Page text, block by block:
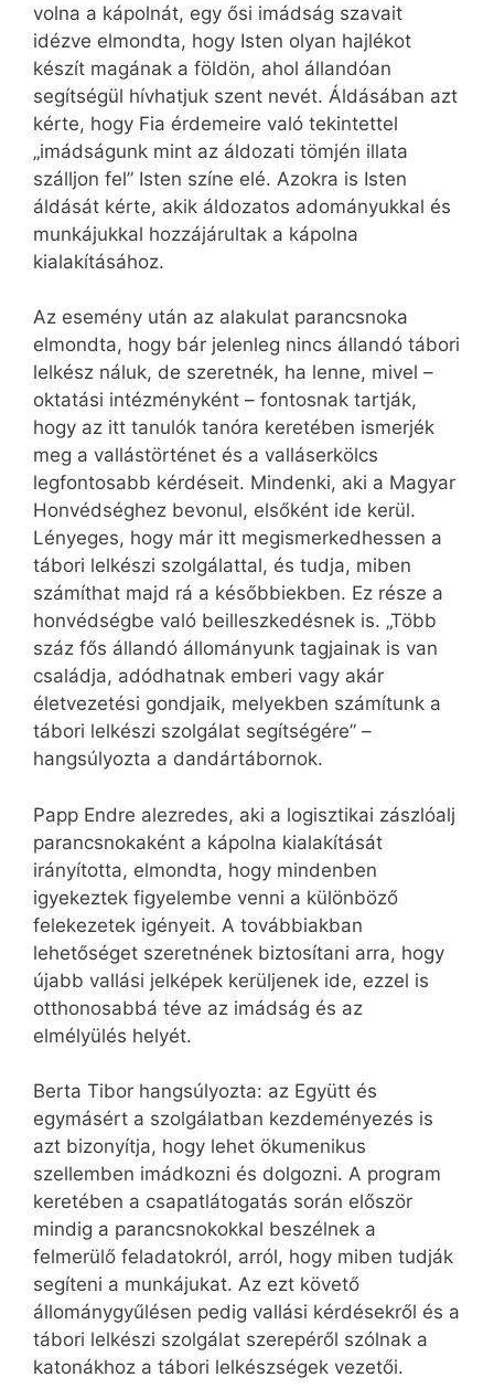
volna a kápolnát, egy ősi imádság szavait
idézve elmondta, hogy Isten olyan hajlékot
készít magának a földön, ahol állandóan
segítségül hívhatjuk szent nevét. Áldásában azt
kérte, hogy Fia érdemeire való tekintettel
„imádságunk mint az áldozati tömjén illata
szálljon fel” Isten színe elé. Azokra is Isten
áldását kérte, akik áldozatos adományukkal és
munkájukkal hozzájárultak a kápolna
kialakításához.
Az esemény után az alakulat parancsnoka
elmondta, hogy bár jelenleg nincs állandó tábori
lelkész náluk, de szeretnék, ha lenne, mivel –
oktatási intézményként – fontosnak tartják,
hogy az itt tanulók tanóra keretében ismerjék
meg a vallástörténet és a valláserkölcs
legfontosabb kérdéseit. Mindenki, aki a Magyar
Honvédséghez bevonul, elsőként ide kerül.
Lényeges, hogy már itt megismerkedhessen a
tábori lelkészi szolgálattal, és tudja, miben
számíthat majd rá a későbbiekben. Ez része a
honvédségbe való beilleszkedésnek is. „Több
száz fős állandó állományunk tagjainak is van
családja, adódhatnak emberi vagy akár
életvezetési gondjaik, melyekben számítunk a
tábori lelkészi szolgálat segítségére” –
hangsúlyozta a dandártábornok.
Papp Endre alezredes, aki a logisztikai zászlóalj
parancsnokaként a kápolna kialakítását
irányította, elmondta, hogy mindenben
igyekeztek figyelembe venni a különböző
felekezetek igényeit. A továbbiakban
lehetőséget szeretnének biztosítani arra, hogy
újabb vallási jelképek kerüljenek ide, ezzel is
otthonosabbá téve az imádság és az
elmélyülés helyét.
Berta Tibor hangsúlyozta: az Együtt és
egymásért a szolgálatban kezdeményezés is
azt bizonyítja, hogy lehet ökumenikus
szellemben imádkozni és dolgozni. A program
keretében a csapatlátogatás során először
mindig a parancsnokokkal beszélnek a
felmerülő feladatokról, arról, hogy miben tudják
segíteni a munkájukat. Az ezt követő
állománygyűlésen pedig vallási kérdésekről és a
tábori lelkészi szolgálat szerepéről szólnak a
katonákhoz a tábori lelkészségek vezetői.